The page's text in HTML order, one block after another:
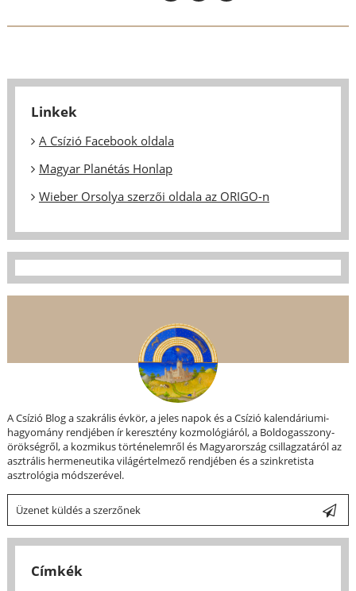
Linkek
A Csízió Facebook oldala
Magyar Planétás Honlap
Wieber Orsolya szerzői oldala az ORIGO-n
A Csízió Blog a szakrális évkör, a jeles napok és a Csízió kalendáriumi-
hagyomány rendjében ír keresztény kozmológiáról, a Boldogasszony-
örökségről, a kozmikus történelemről és Magyarország csillagzatáról az
asztrális hermeneutika világértelmező rendjében és a szinkretista
asztrológia módszerével.
Üzenet küldés a szerzőnek
Címkék